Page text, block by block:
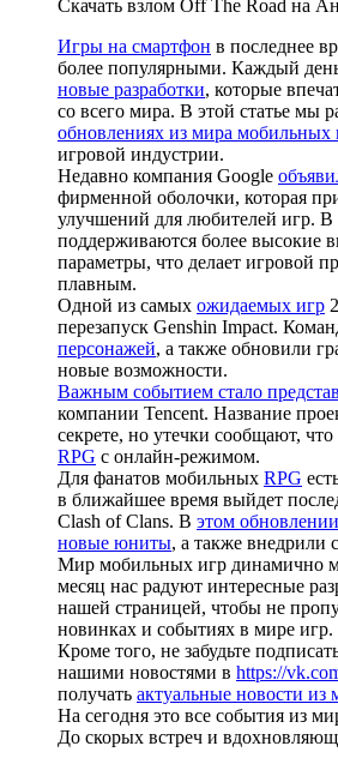
Скачать взлом Off The Road на
Игры на смартфон в последнее
более популярными. Каждый
новые разработки, которые
со всего мира. В этой статье мы
обновлениях из мира мобильных
игровой индустрии.
Недавно компания Google
фирменной оболочки, которая
улучшений для любителей игр. В
поддерживаются более высокие
параметры, что делает игровой
плавным.
Одной из самых ожидаемых игр
перезапуск Genshin Impact.
персонажей, а также обновили
новые возможности.
Важным событием стало
компании Tencent. Название
секрете, но утечки сообщают,
RPG с онлайн-режимом.
Для фанатов мобильных RPG
в ближайшее время выйдет
Clash of Clans. В этом обновлении
новые юниты, а также внедрили
Мир мобильных игр динамично
месяц нас радуют интересные
нашей страницей, чтобы не
новинках и событиях в мире игр.
Кроме того, не забудьте
нашими новостями в https://
получать актуальные новости из
На сегодня это все события из
До скорых встреч и